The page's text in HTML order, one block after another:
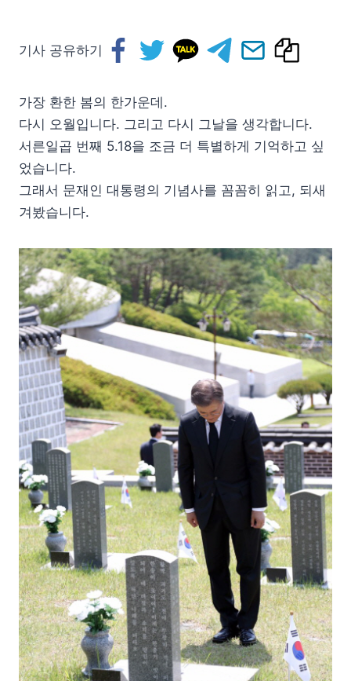
기사 공유하기
가장 환한 봄의 한가운데.
다시 오월입니다. 그리고 다시 그날을 생각합니다.
서른일곱 번째 5.18을 조금 더 특별하게 기억하고 싶
었습니다.
그래서 문재인 대통령의 기념사를 꼼꼼히 읽고, 되새
겨봤습니다.